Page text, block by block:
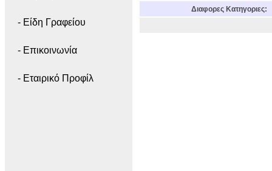
- Είδη Γραφείου
- Επικοινωνία
- Εταιρικό Προφίλ
Διαφορες Κατηγοριες: